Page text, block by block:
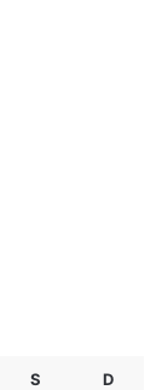
S D